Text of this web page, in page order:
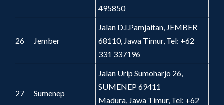
495850
26 Jember
Jalan D.I.Pamjaitan, JEMBER
68110, Jawa Timur, Tel: +62
331 337196
27 Sumenep
Jalan Urip Sumoharjo 26,
SUMENEP 69411
Madura, Jawa Timur, Tel: +62